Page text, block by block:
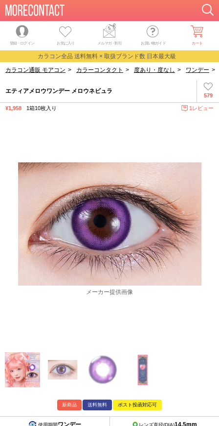
登録・ログイン お気に入り メルマガ・割引 お買い物ガイド カート
カラコン全品 送料無料 × 取扱ブランド数 日本最大級
カラコン通販 モアコン > カラーコンタクト > 度あり・度なし > ワンデー >
579
エティアメロウワンデー メロウネビュラ
¥1,958 1箱10枚入り 1レビュー
新商品 送料無料 ポスト投函対応可
使用期間ワンデー レンズ直径(DIA)14.5mm